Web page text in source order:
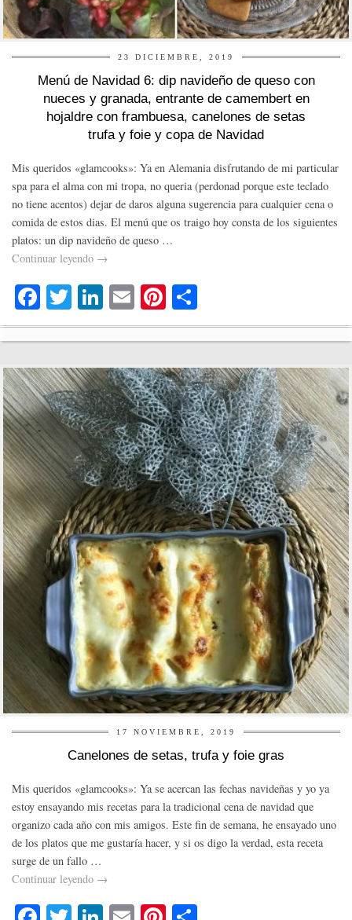
23 DICIEMBRE, 2019
Menú de Navidad 6: dip navideño de queso con
nueces y granada, entrante de camembert en
hojaldre con frambuesa, canelones de setas
trufa y foie y copa de Navidad
Mis queridos «glamcooks»: Ya en Alemania disfrutando de mi particular
spa para el alma con mi tropa, no queria (perdonad porque este teclado
no tiene acentos) dejar de daros alguna sugerencia para cualquier cena o
comida de estos dias. El menú que os traigo hoy consta de los siguientes
platos: un dip navideño de queso …
Continuar leyendo →
Fa
ce
bo
ok
T
wi
tte
r
Li
nk
ed
In
E
m
ail
Pi
nt
er
es
t
o
m
pa
rti
r
17 NOVIEMBRE, 2019
Canelones de setas, trufa y foie gras
Mis queridos «glamcooks»: Ya se acercan las fechas navideñas y yo ya
estoy ensayando mis recetas para la tradicional cena de navidad que
organizo cada año con mis amigos. Este fin de semana, he ensayado uno
de los platos que me gustaría hacer, y si os digo la verdad, esta receta
surge de un fallo …
Continuar leyendo →